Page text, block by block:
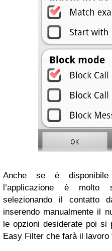
Anche se è
l’applicazione è molto
selezionando il contatto
inserendo manualmente il
le opzioni desiderate poi si
Easy Filter che farà il lavoro